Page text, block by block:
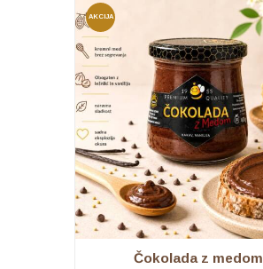
AKCIJA
Čokolada z medom